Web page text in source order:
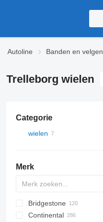
Autoline Banden en velgen
Trelleborg wielen
Categorie
wielen
Merk
HG
A-series
300 - series
2-Series
R-Series
Bridgestone
Blizzak W
TH
Atles
Continental